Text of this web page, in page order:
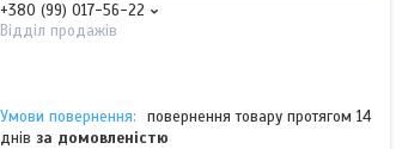
+380 (99) 017-56-22
Відділ продажів
повернення товару протягом 14
днів за домовленістю